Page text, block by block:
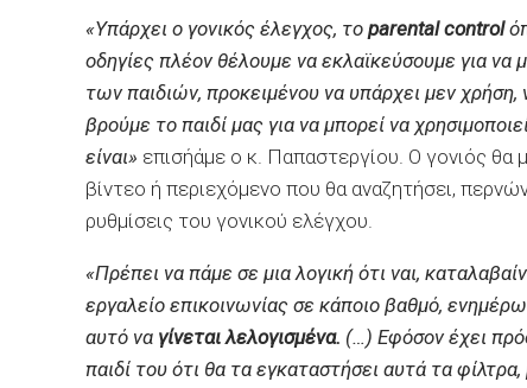
«Υπάρχει ο γονικός έλεγχος, το parental control
οδηγίες πλέον θέλουμε να εκλαϊκεύσουμε για να
των παιδιών, προκειμένου να υπάρχει μεν
βρούμε το παιδί μας για να μπορεί να
είναι» επισήάμε ο κ. Παπαστεργίου. Ο γονιός θα
βίντεο ή περιεχόμενο που θα αναζητήσει,
ρυθμίσεις του γονικού ελέγχου.
«Πρέπει να πάμε σε μια λογική ότι ναι,
εργαλείο επικοινωνίας σε κάποιο βαθμό,
αυτό να γίνεται λελογισμένα. (…) Εφόσον έχει
παιδί του ότι θα τα εγκαταστήσει αυτά τα